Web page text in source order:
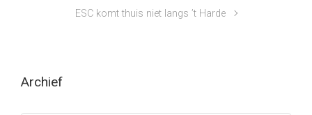
ESC komt thuis niet langs ’t Harde
Archief